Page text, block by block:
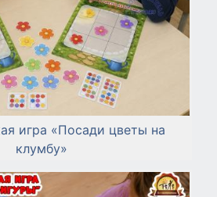
игра «Посади цветы на
клумбу»